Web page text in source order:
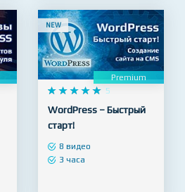
NEW
Premium
    
     5
WordPress – Быстрый
старт!
8 видео
3 часа